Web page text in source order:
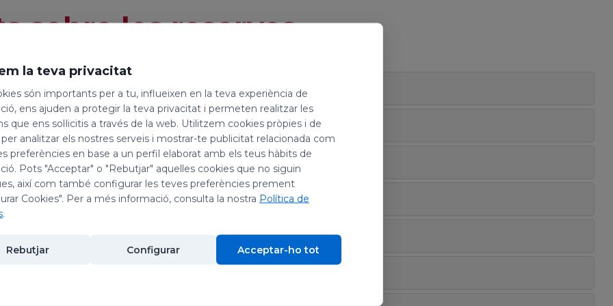
sobre les reserves
igualment?
meva reserva?
la teva privacitat
són importants per a tu, influeixen en la teva experiència de
ens ajuden a protegir la teva privacitat i permeten realitzar les
que ens sol·licitis a través de la web. Utilitzem cookies pròpies i de
analitzar els nostres serveis i mostrar-te publicitat relacionada com
preferències en base a un perfil elaborat amb els teus hàbits de
Pots "Acceptar" o "Rebutjar" aquelles cookies que no siguin
així com també configurar les teves preferències prement
Cookies". Per a més informació, consulta la nostra Política de
.
Rebutjar Configurar Acceptar-ho tot